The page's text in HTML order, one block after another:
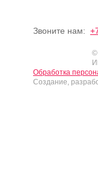
Звоните нам:
©
Обработка
Создание,